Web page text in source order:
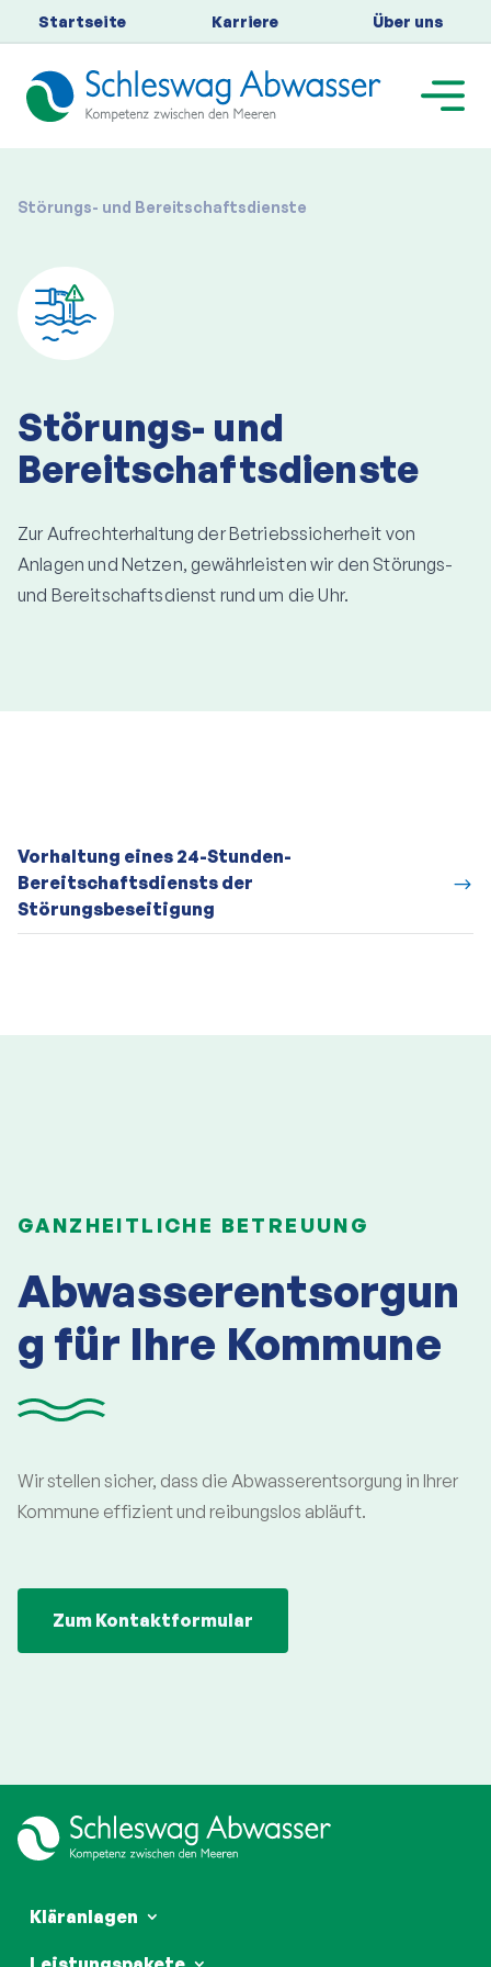
Startseite Karriere Über uns
Störungs- und Bereitschaftsdienste
Störungs- und
Bereitschaftsdienste
Zur Aufrechterhaltung der Betriebssicherheit von
Anlagen und Netzen, gewährleisten wir den Störungs-
und Bereitschaftsdienst rund um die Uhr.
Vorhaltung eines 24-Stunden-
Bereitschaftsdiensts der
Störungsbeseitigung
$
GANZHEITLICHE BETREUUNG
Abwasserentsorgun
g für Ihre Kommune
Wir stellen sicher, dass die Abwasserentsorgung in Ihrer
Kommune effizient und reibungslos abläuft.
Zum Kontaktformular
Kläranlagen